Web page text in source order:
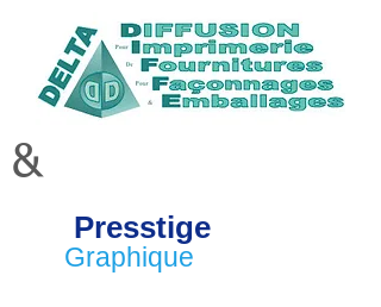
&
Presstige
Graphique